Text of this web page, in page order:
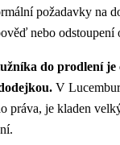
požadavky na
nebo odstoupení
do prodlení je
V
práva, je kladen